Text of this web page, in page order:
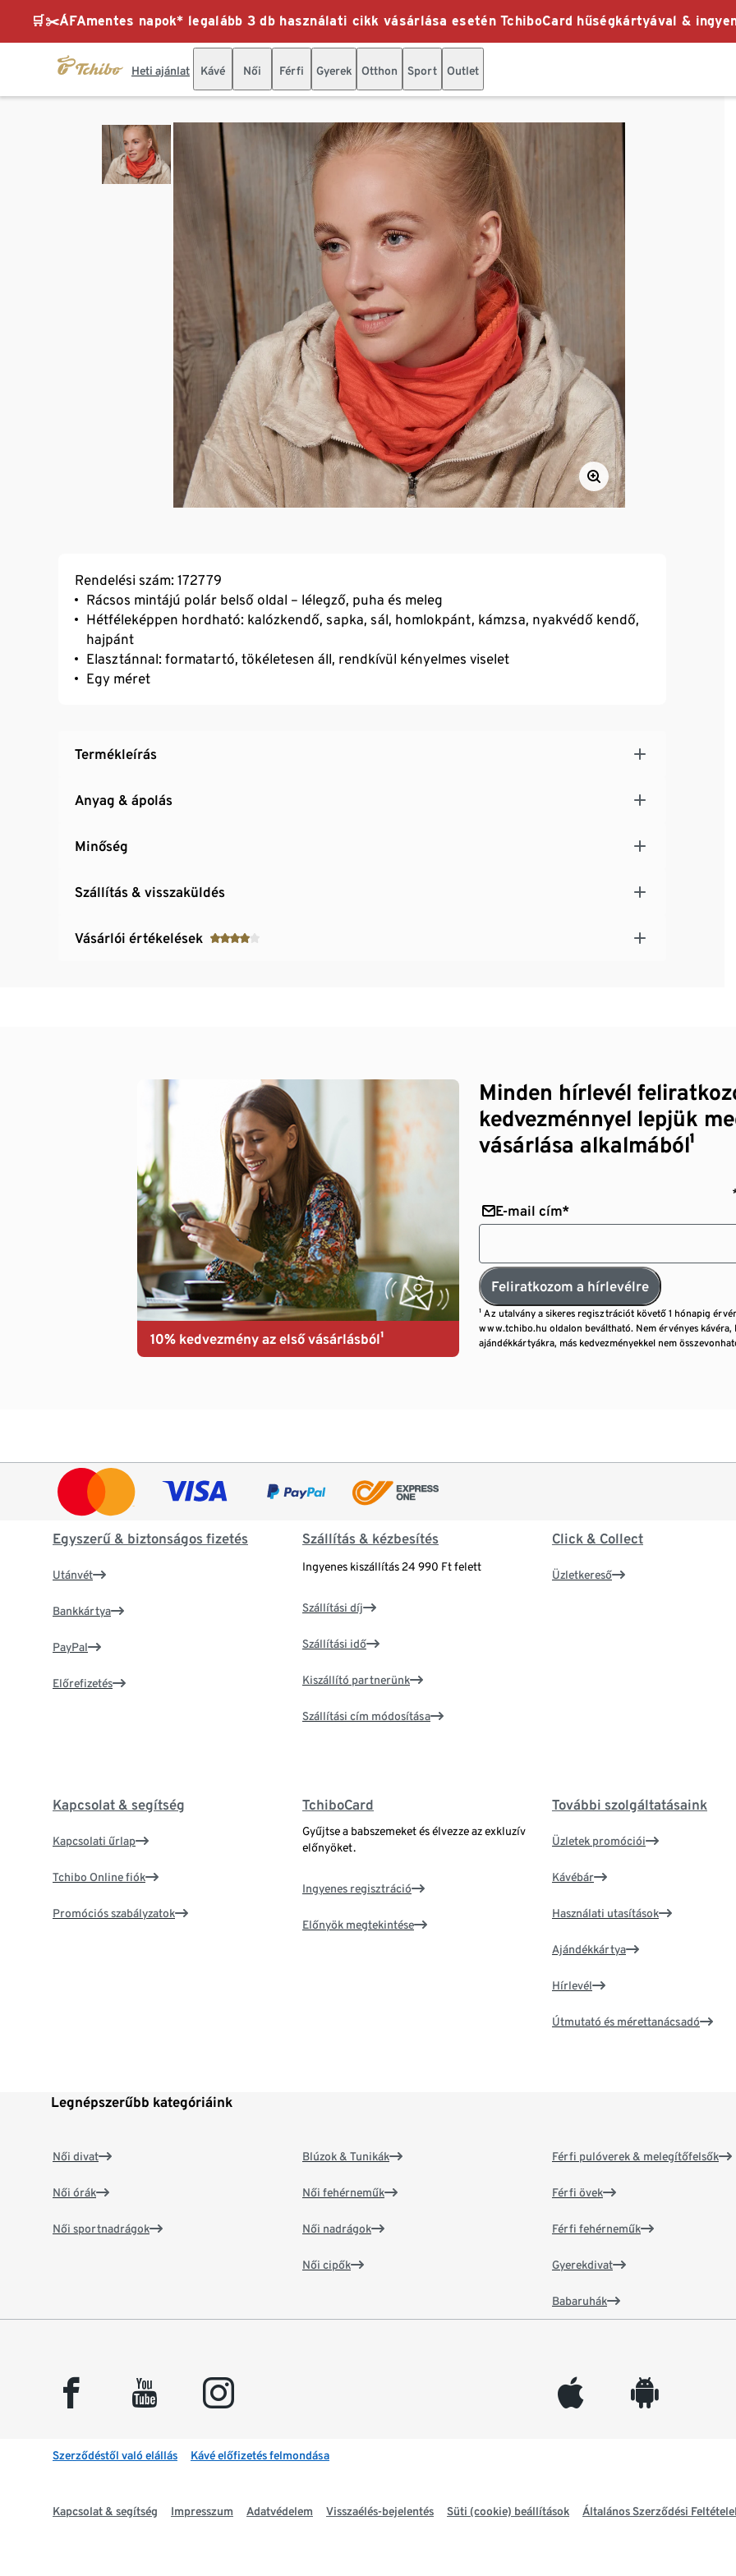
🛒✂️ÁFAmentes napok* legalább 3 db használati cikk vásárlása esetén TchiboCard hűségkártyával &
Heti ajánlat Kávé Női Férfi Gyerek Otthon Sport Outlet
Rendelési szám: 172779
Rácsos mintájú polár belső oldal – lélegző, puha és meleg
Hétféleképpen hordható: kalózkendő, sapka, sál, homlokpánt, kámzsa, nyakvédő kendő,
hajpánt
Elasztánnal: formatartó, tökéletesen áll, rendkívül kényelmes viselet
Egy méret
Termékleírás
Anyag & ápolás
Minőség
Szállítás & visszaküldés
Vásárlói értékelések
10% kedvezmény az első vásárlásból¹
Minden hírlevél
kedvezménnyel lepjük
vásárlása alkalmából¹
E-mail cím*
Feliratkozom a hírlevélre
¹ Az utalvány a sikeres regisztrációt követő 1 hónapig
www.tchibo.hu oldalon beváltható. Nem érvényes kávéra,
ajándékkártyákra, más kedvezményekkel nem
Egyszerű & biztonságos fizetés
Utánvét
Bankkártya
PayPal
Előrefizetés
Szállítás & kézbesítés
Ingyenes kiszállítás 24 990 Ft felett
Szállítási díj
Szállítási idő
Kiszállító partnerünk
Szállítási cím módosítása
Click & Collect
Üzletkereső
Kapcsolat & segítség
Kapcsolati űrlap
Tchibo Online fiók
Promóciós szabályzatok
TchiboCard
Gyűjtse a babszemeket és élvezze az exkluzív
előnyöket.
Ingyenes regisztráció
Előnyök megtekintése
További szolgáltatásaink
Üzletek promóciói
Kávébár
Használati utasítások
Ajándékkártya
Hírlevél
Útmutató és mérettanácsadó
Legnépszerűbb kategóriáink
Női divat
Női órák
Női sportnadrágok
Blúzok & Tunikák
Női fehérneműk
Női nadrágok
Női cipők
Férfi pulóverek & melegítőfelsők
Férfi övek
Férfi fehérneműk
Gyerekdivat
Babaruhák
facebook youtube instagram appleinc android
Szerződéstől való elállás Kávé előfizetés felmondása
Kapcsolat & segítség Impresszum Adatvédelem Visszaélés-bejelentés Süti (cookie) beállítások Általános Szerződési